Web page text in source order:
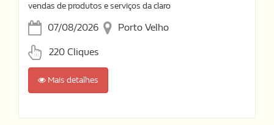
vendas de produtos e serviços da claro
07/08/2026 Porto Velho
220 Cliques
Mais detalhes